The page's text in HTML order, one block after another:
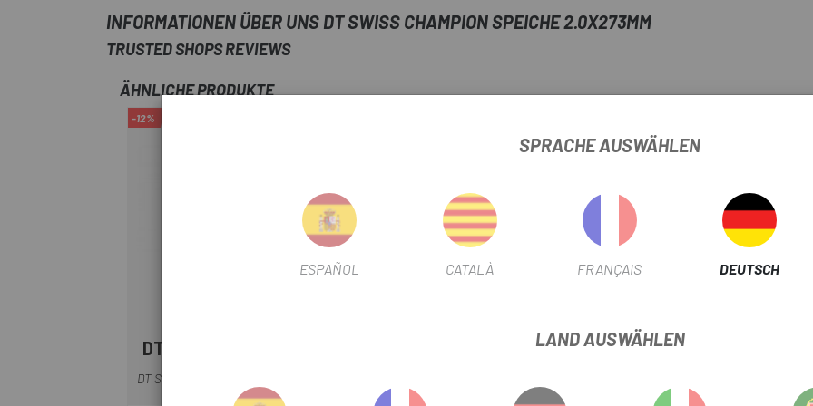
INFORMATIONEN ÜBER UNS DT SWISS CHAMPION SPEICHE 2.0X273MM
TRUSTED SHOPS REVIEWS
ÄHNLICHE PRODUKTE
-12%
DT SWISS
DT SWISS CHAMPION 2.0 RADIO
SPEICHENKOPF 2.0X12MM 30-242
DT SWISS
SPRACHE AUSWÄHLEN
ESPAÑOL CATALÀ FRANÇAIS DEUTSCH
LAND AUSWÄHLEN